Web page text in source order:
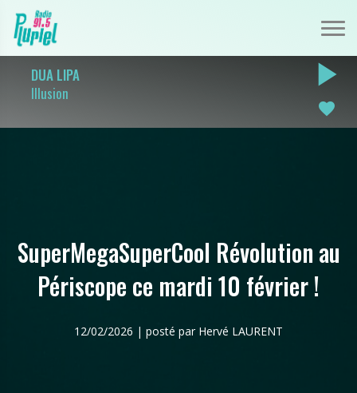
DUA LIPA
Illusion
play_arrow
favorite
SuperMegaSuperCool Révolution au
Périscope ce mardi 10 février !
12/02/2026 | posté par Hervé LAURENT